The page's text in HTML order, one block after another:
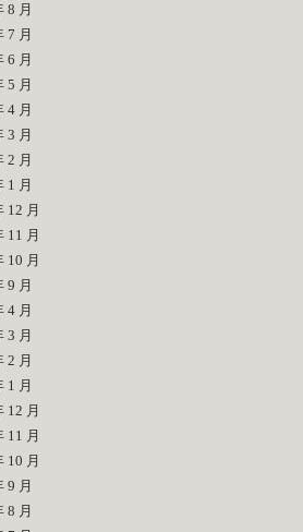
8 月
7 月
6 月
5 月
4 月
3 月
2 月
1 月
12 月
11 月
10 月
9 月
4 月
3 月
2 月
1 月
12 月
11 月
10 月
9 月
8 月